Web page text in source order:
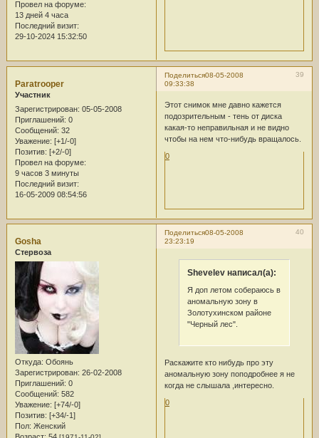
Провел на форуме:
13 дней 4 часа
Последний визит:
29-10-2024 15:32:50
Поделиться 39
08-05-2008
09:33:38
Paratrooper
Участник
Зарегистрирован: 05-05-2008
Приглашений: 0
Сообщений: 32
Уважение: [+1/-0]
Позитив: [+2/-0]
Провел на форуме:
9 часов 3 минуты
Последний визит:
16-05-2009 08:54:56
Этот снимок мне давно кажется
подозрительным - тень от диска
какая-то неправильная и не видно
чтобы на нем что-нибудь вращалось.
0
Поделиться 40
08-05-2008
23:23:19
Gosha
Стервоза
Откуда: Обоянь
Зарегистрирован: 26-02-2008
Приглашений: 0
Сообщений: 582
Уважение: [+74/-0]
Позитив: [+34/-1]
Пол: Женский
Shevelev написал(а):
Я доп летом собераюсь в
аномальную зону в
Золотухинском районе
"Черный лес".
Раскажите кто нибудь про эту
аномальную зону поподробнее я не
когда не слышала ,интересно.
0